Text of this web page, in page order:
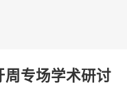
周专场学术研讨